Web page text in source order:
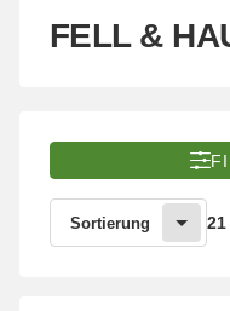
FELL &
Sortierung